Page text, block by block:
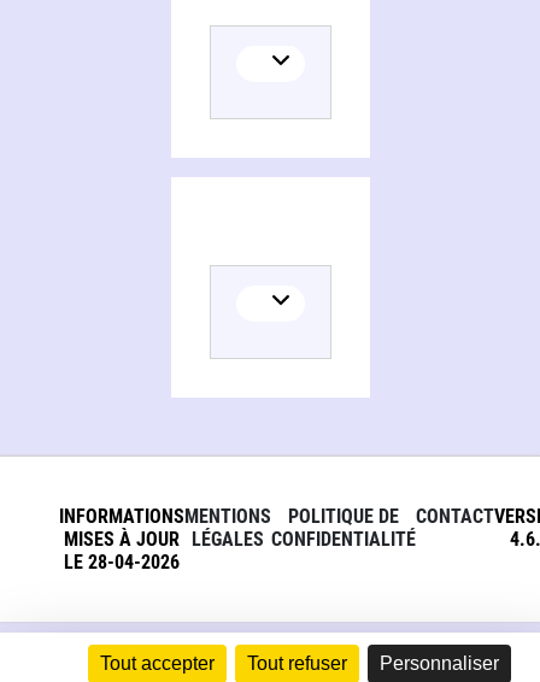
Tout accepter Tout refuser Personnaliser
INFORMATIONS
MISES À JOUR
LE 28-04-2026
MENTIONS
LÉGALES
POLITIQUE DE
CONFIDENTIALITÉ
CONTACT